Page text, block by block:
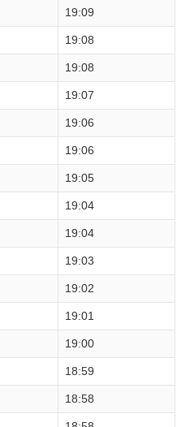
19:09
19:08
19:08
19:07
19:06
19:06
19:05
19:04
19:04
19:03
19:02
19:01
19:00
18:59
18:58